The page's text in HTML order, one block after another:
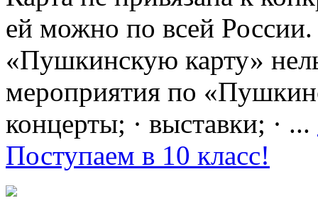
ей можно по всей
«Пушкинскую карту»
мероприятия по
концерты; · выставки; · ...
Поступаем в 10 класс!